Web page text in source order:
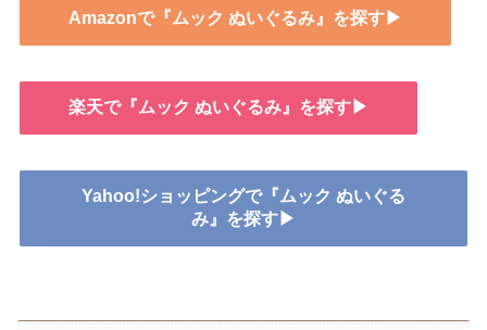
Amazonで『ムック ぬいぐるみ』を探す▶
楽天で『ムック ぬいぐるみ』を探す▶
Yahoo!ショッピングで『ムック ぬいぐる
み』を探す▶